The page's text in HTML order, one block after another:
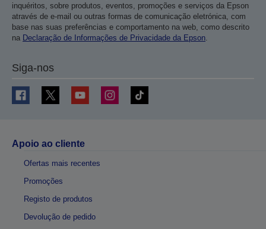
inquéritos, sobre produtos, eventos, promoções e serviços da Epson
através de e-mail ou outras formas de comunicação eletrónica, com
base nas suas preferências e comportamento na web, como descrito
na Declaração de Informações de Privacidade da Epson
Siga-nos
Apoio ao cliente
Ofertas mais recentes
Promoções
Registo de produtos
Devolução de pedido